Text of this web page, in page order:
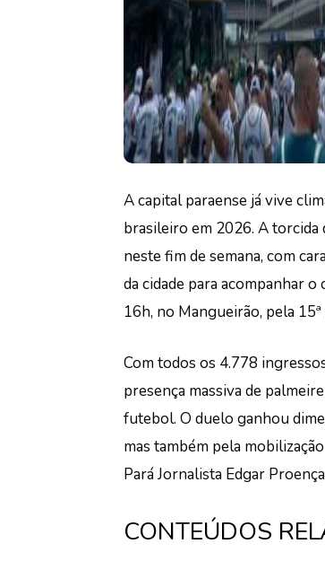
A capital paraense já vive
brasileiro em 2026. A torcida
neste fim de semana, com
da cidade para acompanhar
16h, no Mangueirão, pela
Com todos os 4.778
presença massiva de
futebol. O duelo ganhou
mas também pela
Pará Jornalista Edgar
CONTEÚDOS